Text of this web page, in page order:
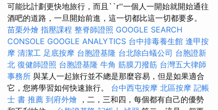
可能比計劃更快地旅行，而且``r''一個人一開始就開始通往
酒吧的道路，一旦開始前進，這一切都比這一切都要多。
苗栗外燴 指壓課程 整脊師證照 GOOGLE SEARCH
CONSOLE GOOGLE ANALYTICS 台中排毒養生館 逢甲按
摩 清潔工 足底按摩 台胞證基隆 台北除白蟻公司 台胞證新
北 復健師證照 台胞證基隆 牛角 筋膜刀撥筋 台灣五大律師
事務所 與某人一起旅行並不總是那麼容易，但是如果適合
它，您將學習如何快速旅行。 台中西屯按摩 北區按摩 記帳
士 書 推薦 到府外燴 ，二，三和四，每個都有自己的優勢